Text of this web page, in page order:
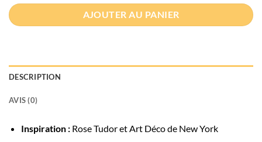
AJOUTER AU PANIER
DESCRIPTION
AVIS (0)
Inspiration : Rose Tudor et Art Déco de New York